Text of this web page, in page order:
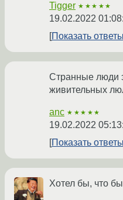
Tigger ★★★★★
19.02.2022
Показать ответы
Странные люди
живительных
anc ★★★★★
19.02.2022
Показать ответы
Хотел бы, что